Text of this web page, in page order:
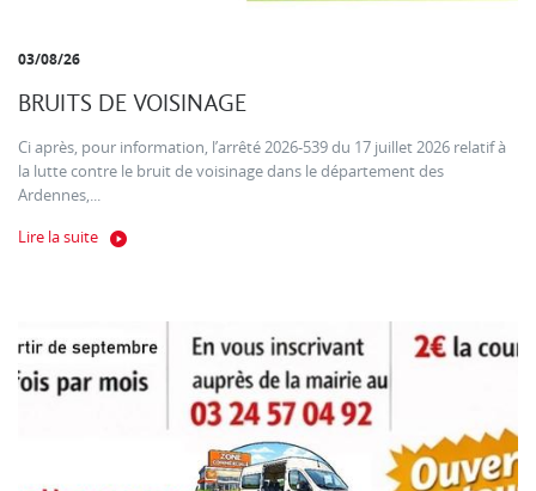
03/08/26
BRUITS DE VOISINAGE
Ci après, pour information, l’arrêté 2026-539 du 17 juillet 2026 relatif à
la lutte contre le bruit de voisinage dans le département des
Ardennes,...
Lire la suite